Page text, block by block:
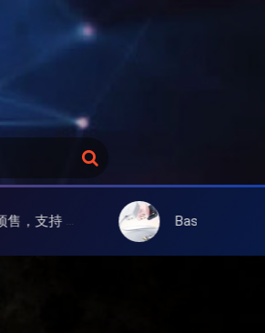
搜
Baseus 倍思灵动充伸缩线充电器 67W 3C，超耐用可伸